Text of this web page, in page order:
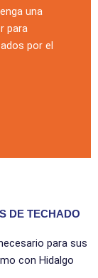
una
para
por el
DE TECHADO
para sus
con Hidalgo